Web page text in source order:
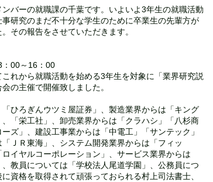
バーの就職課の千葉です。いよいよ3年生の就職活動
研究のまだ不十分な学生のために卒業生の先輩方が
その報告をさせていただきます。
00～16：00
れから就職活動を始める3年生を対象に「業界研究説
の主催で開催致しました。
ひろぎんウツミ屋証券」、製造業界からは「キング
「栄工社」、卸売業界からは「クラハシ」「八杉商
ズ」、建設工事業からは「中電工」「サンテック」
「ＪＲ東海」、システム開発業界からは「フィッ
イヤルコーポレーション」、サービス業界からは
、教員については「学校法人尾道学園」、公務員につ
資格を取得されて頑張っておられる村上司法書士、